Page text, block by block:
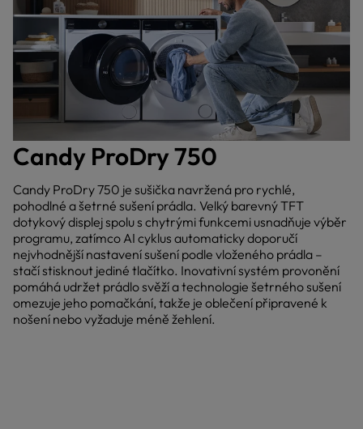
Candy ProDry 750
Candy ProDry 750 je sušička navržená pro rychlé,
pohodlné a šetrné sušení prádla. Velký barevný TFT
dotykový displej spolu s chytrými funkcemi usnadňuje výběr
programu, zatímco AI cyklus automaticky doporučí
nejvhodnější nastavení sušení podle vloženého prádla –
stačí stisknout jediné tlačítko. Inovativní systém provonění
pomáhá udržet prádlo svěží a technologie šetrného sušení
omezuje jeho pomačkání, takže je oblečení připravené k
nošení nebo vyžaduje méně žehlení.